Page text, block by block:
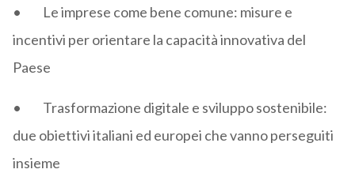
• Le imprese come bene comune: misure e
incentivi per orientare la capacità innovativa del
Paese
• Trasformazione digitale e sviluppo sostenibile:
due obiettivi italiani ed europei che vanno perseguiti
insieme